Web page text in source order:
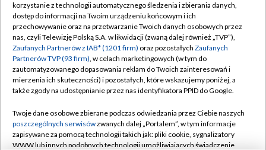
TVP
Abonament TVP
Emisja w TVP
Centrum informacji TVP
Naziemna Telewizja Cyfrowa
Rada Programowa
System NOS
Regulamin TVP
Polityka prywatności
Moje zgody
Pomoc
Kontakt
korzystanie z technologii automatycznego śledzenia i zbierania danych,
dostęp do informacji na Twoim urządzeniu końcowym i ich
przechowywanie oraz na przetwarzanie Twoich danych osobowych przez
nas, czyli Telewizję Polską S.A. w likwidacji (zwaną dalej również „TVP”),
Zaufanych Partnerów z IAB* (1201 firm) oraz pozostałych Zaufanych
Partnerów TVP (93 firm), w celach marketingowych (w tym do
zautomatyzowanego dopasowania reklam do Twoich zainteresowań i
mierzenia ich skuteczności) i pozostałych, które wskazujemy poniżej, a
także zgody na udostępnianie przez nas identyfikatora PPID do Google.
Twoje dane osobowe zbierane podczas odwiedzania przez Ciebie naszych
poszczególnych serwisówzwanych dalej „Portalem”, w tym informacje
zapisywane za pomocą technologii takich jak: pliki cookie, sygnalizatory
WWW lub innych podobnych technologii umożliwiających świadczenie